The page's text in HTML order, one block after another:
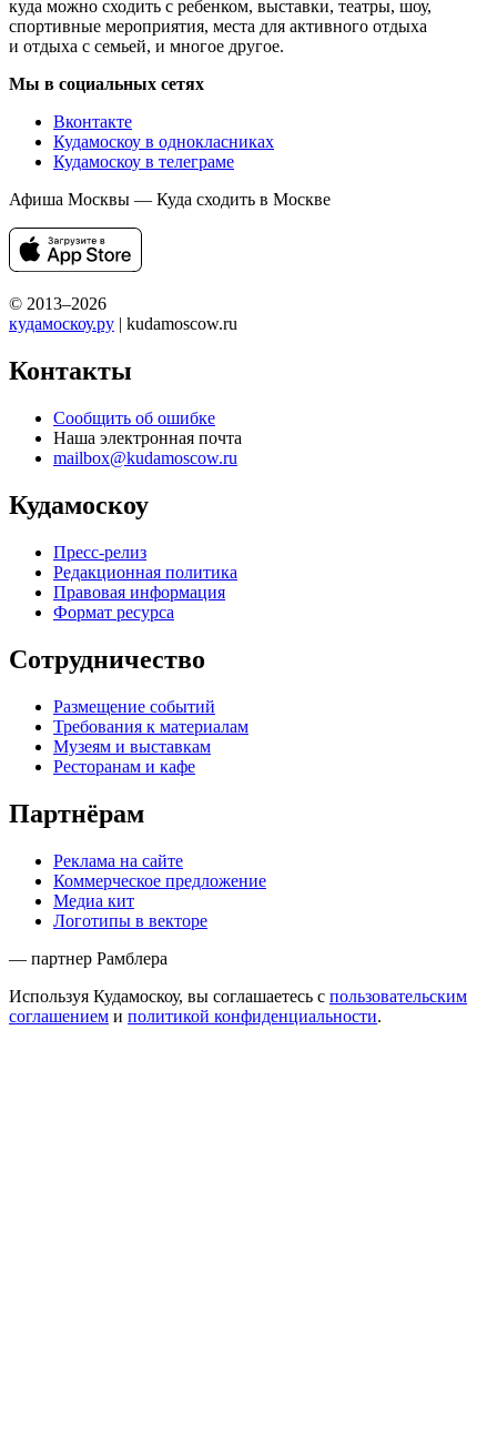
куда можно сходить с ребенком, выставки, театры, шоу,
спортивные мероприятия, места для активного отдыха
и отдыха с семьей, и многое другое.
Мы в социальных сетях
Вконтакте
Кудамоскоу в однокласниках
Кудамоскоу в телеграме
Афиша Москвы — Куда сходить в Москве
© 2013–2026
кудамоскоу.ру | kudamoscow.ru
Контакты
Сообщить об ошибке
Наша электронная почта
mailbox@kudamoscow.ru
Кудамоскоу
Пресс-релиз
Редакционная политика
Правовая информация
Формат ресурса
Сотрудничество
Размещение событий
Требования к материалам
Музеям и выставкам
Ресторанам и кафе
Партнёрам
Реклама на сайте
Коммерческое предложение
Медиа кит
Логотипы в векторе
— партнер Рамблера
Используя Кудамоскоу, вы соглашаетесь с пользовательским
соглашением и политикой конфиденциальности.